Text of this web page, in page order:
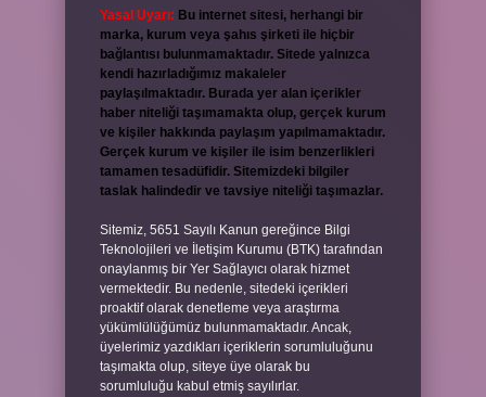
Yasal Uyarı: Bu internet sitesi, herhangi bir
marka, kurum veya şahıs şirketi ile hiçbir
bağlantısı bulunmamaktadır. Sitede yalnızca
kendi hazırladığımız makaleler
paylaşılmaktadır. Burada yer alan içerikler
haber niteliği taşımamakta olup, gerçek kurum
ve kişiler hakkında paylaşım yapılmamaktadır.
Gerçek kurum ve kişiler ile isim benzerlikleri
tamamen tesadüfidir. Sitemizdeki bilgiler
taslak halindedir ve tavsiye niteliği taşımazlar.
Sitemiz, 5651 Sayılı Kanun gereğince Bilgi
Teknolojileri ve İletişim Kurumu (BTK) tarafından
onaylanmış bir Yer Sağlayıcı olarak hizmet
vermektedir. Bu nedenle, sitedeki içerikleri
proaktif olarak denetleme veya araştırma
yükümlülüğümüz bulunmamaktadır. Ancak,
üyelerimiz yazdıkları içeriklerin sorumluluğunu
taşımakta olup, siteye üye olarak bu
sorumluluğu kabul etmiş sayılırlar.